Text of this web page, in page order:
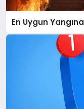
En Uygun